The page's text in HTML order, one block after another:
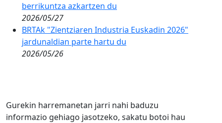
berrikuntza azkartzen du
2026/05/27
BRTAk "Zientziaren Industria Euskadin 2026"
jardunaldian parte hartu du
2026/05/26
Gurekin harremanetan jarri nahi baduzu
informazio gehiago jasotzeko, sakatu botoi hau